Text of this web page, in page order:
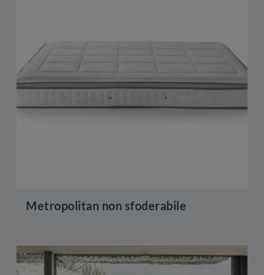
Metropolitan non sfoderabile